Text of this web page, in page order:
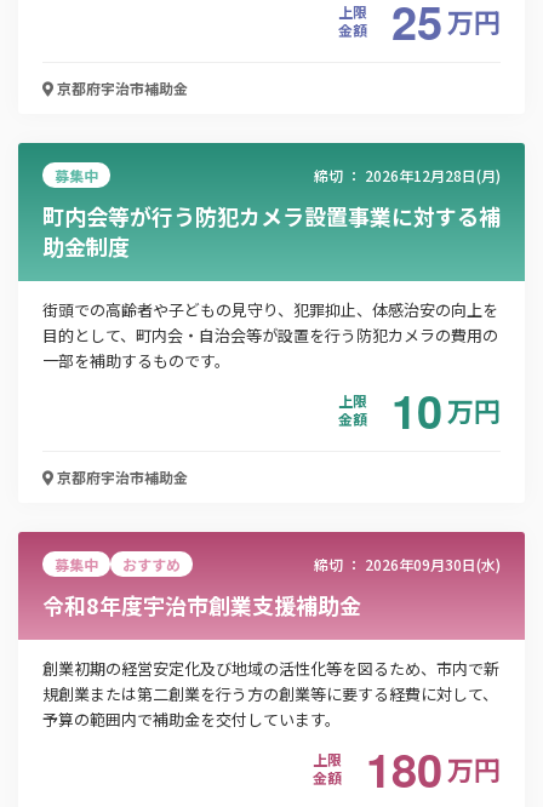
この補助金の情報をPDFダウンロード
令和7年度 宇治市未来をつくる食育推進事業補助
金
お名前
会社名
メールアドレス
電話番号
「PDF資料ダウンロード」ボタンを押下した時点
上限
金額
25万円
京都府宇治市補助金
募集中 締切 ： 2026年12月28日(月)
町内会等が行う防犯カメラ設置事業に対する補
助金制度
街頭での高齢者や子どもの見守り、犯罪抑止、体感治安の向上を
目的として、町内会・自治会等が設置を行う防犯カメラの費用の
一部を補助するものです。
上限
金額
10万円
京都府宇治市補助金
募集中 おすすめ 締切 ： 2026年09月30日(水)
令和8年度宇治市創業支援補助金
創業初期の経営安定化及び地域の活性化等を図るため、市内で新
規創業または第二創業を行う方の創業等に要する経費に対して、
予算の範囲内で補助金を交付しています。
上限
金額
180万円